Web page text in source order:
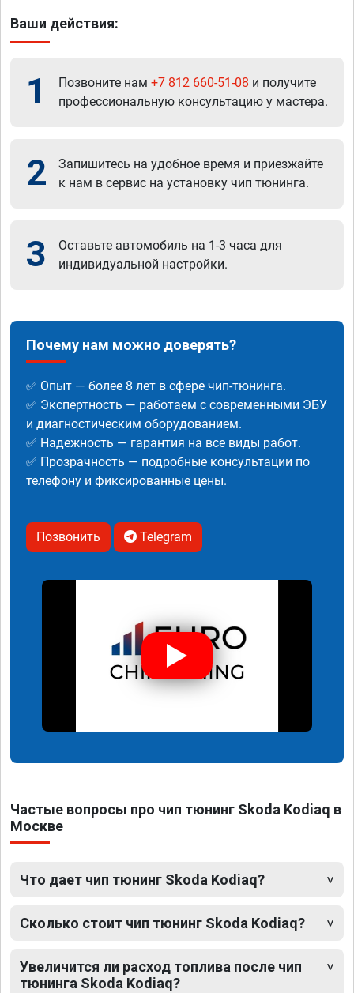
Ваши действия:
1 Позвоните нам +7 812 660-51-08 и получите
профессиональную консультацию у мастера.
2
Запишитесь на удобное время и приезжайте
к нам в сервис на установку чип тюнинга.
3
Оставьте автомобиль на 1-3 часа для
индивидуальной настройки.
Почему нам можно доверять?
✅ Опыт — более 8 лет в сфере чип-тюнинга.
✅ Экспертность — работаем с современными ЭБУ
и диагностическим оборудованием.
✅ Надежность — гарантия на все виды работ.
✅ Прозрачность — подробные консультации по
телефону и фиксированные цены.
Позвонить Telegram
Частые вопросы про чип тюнинг Skoda Kodiaq в
Москве
Что дает чип тюнинг Skoda Kodiaq?
Сколько стоит чип тюнинг Skoda Kodiaq?
Увеличится ли расход топлива после чип
тюнинга Skoda Kodiaq?